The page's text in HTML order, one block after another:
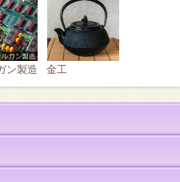
ン製造 金工